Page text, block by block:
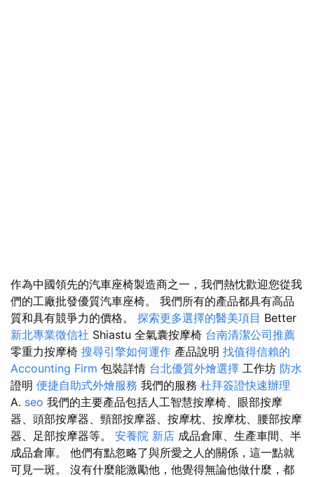
作為中國領先的汽車座椅製造商之一，我們熱忱歡迎您從我
們的工廠批發優質汽車座椅。 我們所有的產品都具有高品
質和具有競爭力的價格。 探索更多選擇的醫美項目 Better
新北專業徵信社 Shiastu 全氣囊按摩椅 台南清潔公司推薦
零重力按摩椅 搜尋引擎如何運作 產品說明 找值得信賴的
Accounting Firm 包裝詳情 台北優質外燴選擇 工作坊 防水
證明 便捷自助式外燴服務 我們的服務 杜拜簽證快速辦理
A. seo 我們的主要產品包括人工智慧按摩椅、眼部按摩
器、頭部按摩器、頸部按摩器、按摩枕、按摩枕、腰部按摩
器、足部按摩器等。 安養院 新店 成品倉庫、生產車間、半
成品倉庫。 他們有點忽略了與所愛之人的關係，這一點就
可見一斑。 沒有什麼能激勵他，他覺得無論他做什麼，都